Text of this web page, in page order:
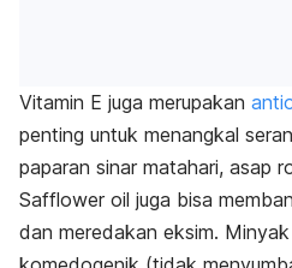
Vitamin E juga merupakan
penting untuk menangkal
paparan sinar matahari, asap
Safflower oil juga bisa
dan meredakan eksim.